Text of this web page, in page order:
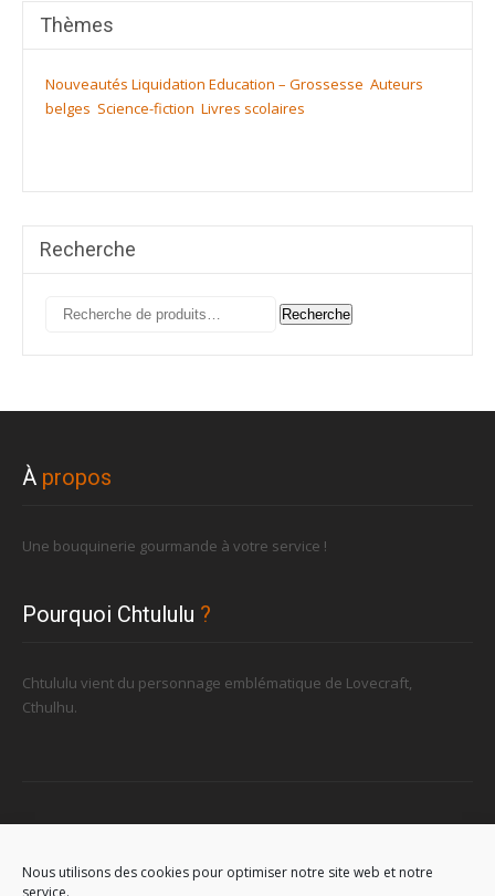
Nous utilisons des cookies pour optimiser notre site web et notre
service.
Thèmes
Nouveautés Liquidation Education – Grossesse Auteurs
belges Science-fiction Livres scolaires
Recherche
Recherche
Recherche
À propos
Une bouquinerie gourmande à votre service !
Pourquoi Chtululu ?
Chtululu vient du personnage emblématique de Lovecraft,
Cthulhu.